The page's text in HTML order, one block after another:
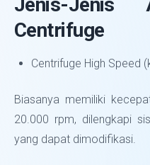
Jenis-Jenis
Centrifuge
Centrifuge High Speed
Biasanya memiliki
20.000 rpm, dilengkapi
yang dapat dimodifikasi.